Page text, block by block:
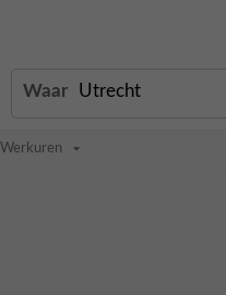
Waar
Werkuren